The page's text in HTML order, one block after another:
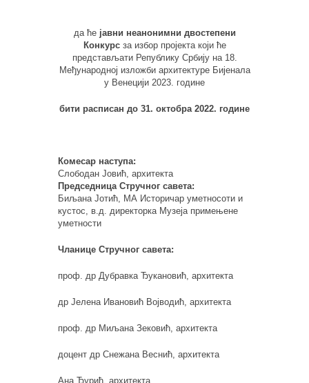
да ће јавни неанонимни двостепени
Конкурсза избор пројекта који ће
представљати Републику Србију на 18.
Међународној изложби архитектуре Бијенала
у Венецији 2023. године
бити расписан до 31. октобра 2022. године
Комесар наступа:
Слободан Јовић, архитекта
Председница Стручног савета:
Биљана Јотић, МА Историчар уметносоти и
кустос, в.д. директорка Музеја примењене
уметности
Чланице Стручног савета:
проф. др Дубравка Ђукановић, архитекта
др Јелена Ивановић Војводић, архитекта
проф. др Миљана Зековић, архитекта
доцент др Снежана Веснић, архитекта
Ана Ђурић, архитекта